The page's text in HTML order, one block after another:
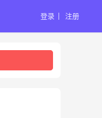
登录 注册